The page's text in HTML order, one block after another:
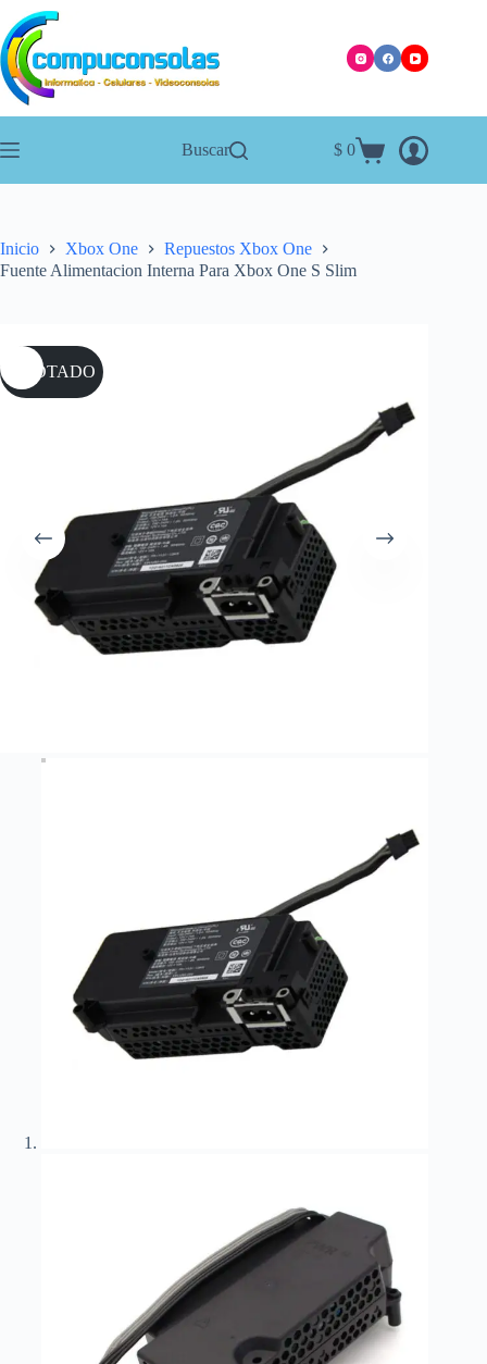
Saltar
al
contenido
Buscar
Carro
$ 0
Inicio Xbox One
Repuestos Xbox One
Fuente Alimentacion Interna Para Xbox One S Slim
AGOTADO